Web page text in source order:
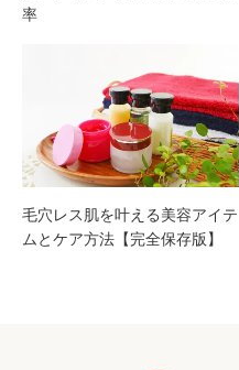
と目
的別
の徹
率
毛穴レス肌を叶える美容アイテ
ムとケア方法【完全保存版】